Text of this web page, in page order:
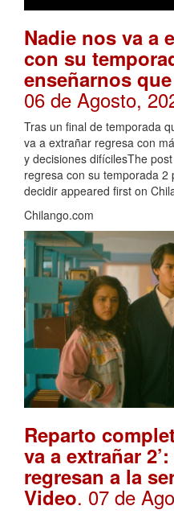
Nadie nos va a
con su
enseñarnos
06 de Agosto,
Tras un final de temporada
va a extrañar regresa con
y decisiones difícilesThe
regresa con su temporada
decidir appeared first on
Chilango.com
Reparto
va a extrañar
regresan a la
Video. 07 de